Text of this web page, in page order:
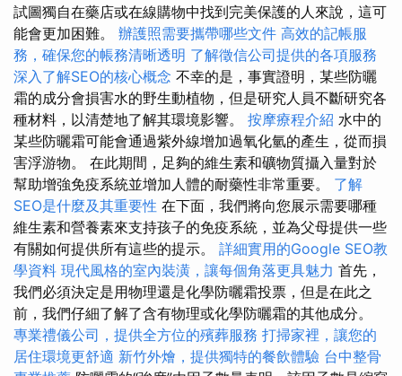
試圖獨自在藥店或在線購物中找到完美保護的人來說，這可
能會更加困難。 辦護照需要攜帶哪些文件 高效的記帳服
務，確保您的帳務清晰透明 了解徵信公司提供的各項服務
深入了解SEO的核心概念 不幸的是，事實證明，某些防曬
霜的成分會損害水的野生動植物，但是研究人員不斷研究各
種材料，以清楚地了解其環境影響。 按摩療程介紹 水中的
某些防曬霜可能會通過紫外線增加過氧化氫的產生，從而損
害浮游物。 在此期間，足夠的維生素和礦物質攝入量對於
幫助增強免疫系統並增加人體的耐藥性非常重要。 了解
SEO是什麼及其重要性 在下面，我們將向您展示需要哪種
維生素和營養素來支持孩子的免疫系統，並為父母提供一些
有關如何提供所有這些的提示。 詳細實用的Google SEO教
學資料 現代風格的室內裝潢，讓每個角落更具魅力 首先，
我們必須決定是用物理還是化學防曬霜投票，但是在此之
前，我們仔細了解了含有物理或化學防曬霜的其他成分。
專業禮儀公司，提供全方位的殯葬服務 打掃家裡，讓您的
居住環境更舒適 新竹外燴，提供獨特的餐飲體驗 台中整骨